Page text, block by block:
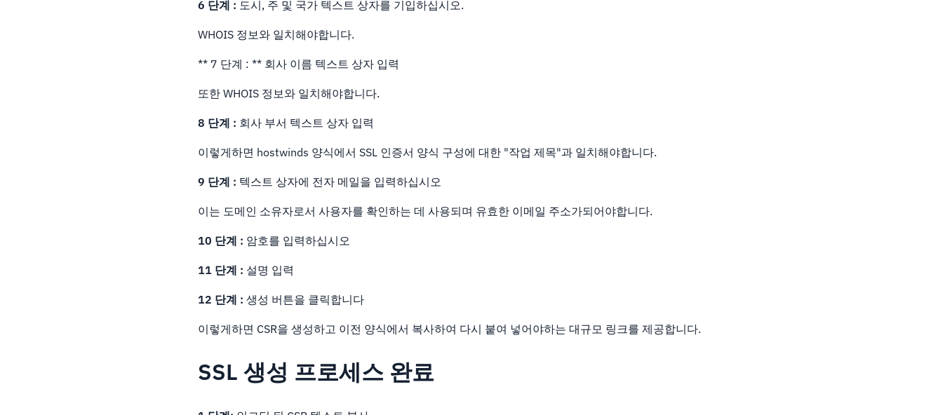
6 단계 : 도시, 주 및 국가 텍스트 상자를 기입하십시오.
WHOIS 정보와 일치해야합니다.
** 7 단계 : ** 회사 이름 텍스트 상자 입력
또한 WHOIS 정보와 일치해야합니다.
8 단계 : 회사 부서 텍스트 상자 입력
이렇게하면 hostwinds 양식에서 SSL 인증서 양식 구성에 대한 "작업 제목"과 일치해야합니다.
9 단계 : 텍스트 상자에 전자 메일을 입력하십시오
이는 도메인 소유자로서 사용자를 확인하는 데 사용되며 유효한 이메일 주소가되어야합니다.
10 단계 : 암호를 입력하십시오
11 단계 : 설명 입력
12 단계 : 생성 버튼을 클릭합니다
이렇게하면 CSR을 생성하고 이전 양식에서 복사하여 다시 붙여 넣어야하는 대규모 링크를 제공합니다.
SSL 생성 프로세스 완료